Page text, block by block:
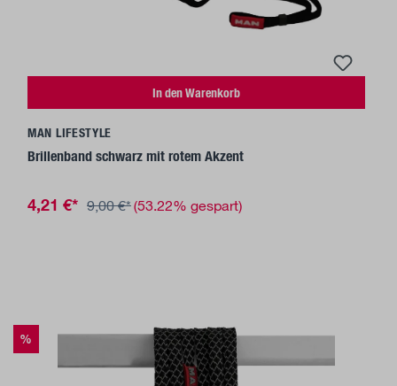
In den Warenkorb
MAN LIFESTYLE
Brillenband schwarz mit rotem Akzent
4,21 €* 9,00 €*(53.22% gespart)
%